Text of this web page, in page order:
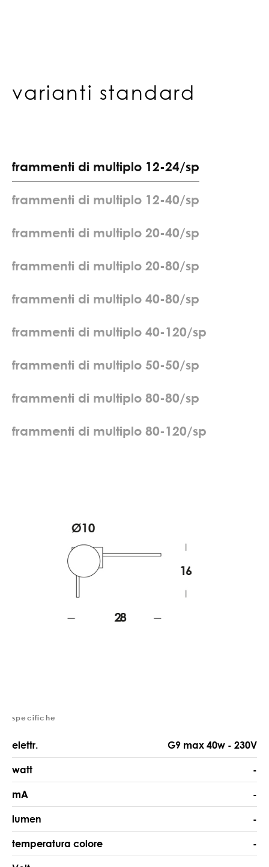
varianti standard
frammenti di multiplo 12-24/sp
frammenti di multiplo 12-40/sp
frammenti di multiplo 20-40/sp
frammenti di multiplo 20-80/sp
frammenti di multiplo 40-80/sp
frammenti di multiplo 40-120/sp
frammenti di multiplo 50-50/sp
frammenti di multiplo 80-80/sp
frammenti di multiplo 80-120/sp
specifiche
elettr. G9 max 40w - 230V
watt -
mA -
lumen -
temperatura colore -